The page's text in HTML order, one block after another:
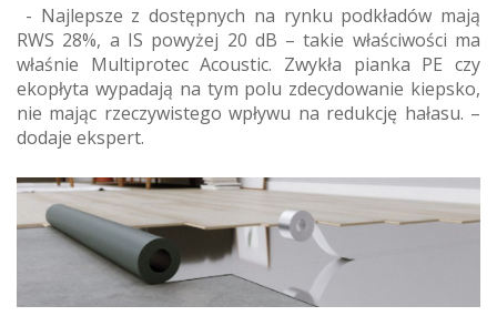
- Najlepsze z dostępnych na rynku podkładów mają
RWS 28%, a IS powyżej 20 dB – takie właściwości ma
właśnie Multiprotec Acoustic. Zwykła pianka PE czy
ekopłyta wypadają na tym polu zdecydowanie kiepsko,
nie mając rzeczywistego wpływu na redukcję hałasu. –
dodaje ekspert.